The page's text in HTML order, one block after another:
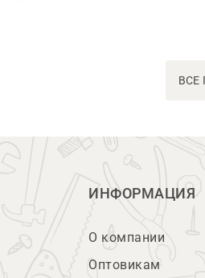
ВСЕ
ИНФОРМАЦИЯ
О компании
Оптовикам